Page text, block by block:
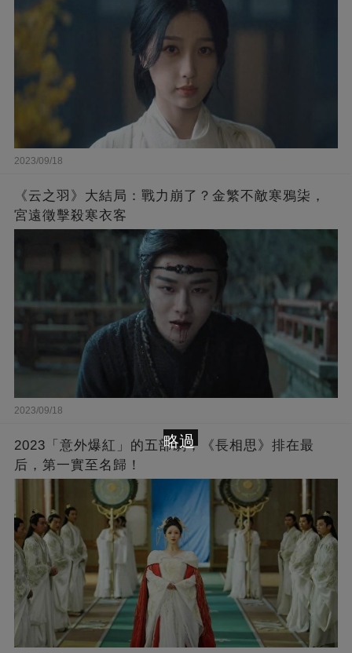
2023/09/18
《云之羽》大結局：戰力崩了？金繁不敵寒鴉柒，
宮遠徵擊殺寒衣客
2023/09/18
2023「意外爆紅」的五部劇，《長相思》排在最
后，第一實至名歸！
略過